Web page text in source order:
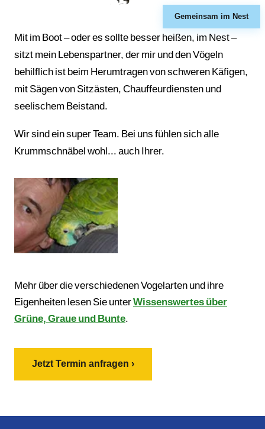
Mit im Boot – oder es sollte besser heißen, im Nest –
sitzt mein Lebenspartner, der mir und den Vögeln
behilflich ist beim Herumtragen von schweren Käfigen,
mit Sägen von Sitzästen, Chauffeurdiensten und
seelischem Beistand.
Wir sind ein super Team. Bei uns fühlen sich alle
Krummschnäbel wohl... auch Ihrer.
Gemeinsam im Nest
Mehr über die verschiedenen Vogelarten und ihre
Eigenheiten lesen Sie unterWissenswertes über
Grüne, Graue und Bunte.
Jetzt Termin anfragen ›